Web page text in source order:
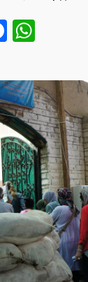
Fa
b
o
o
k
at
sA
p
p